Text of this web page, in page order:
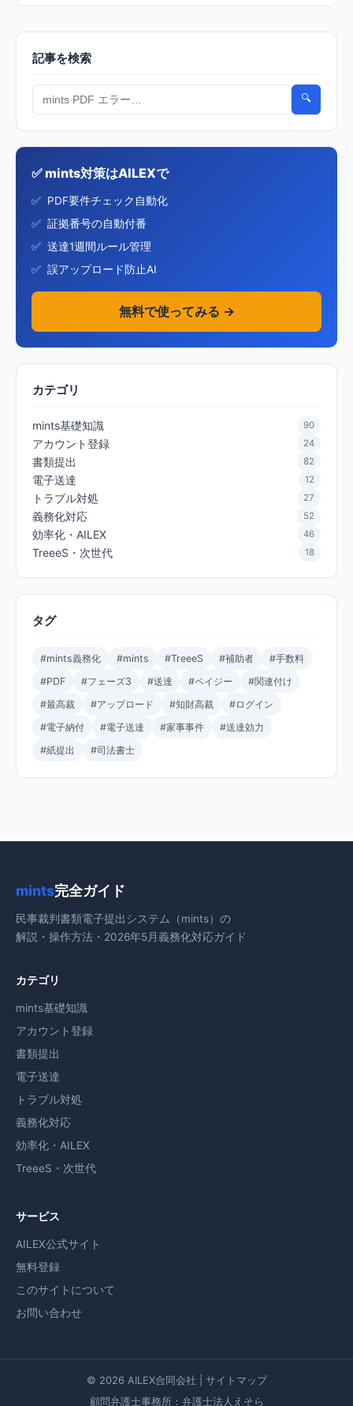
記事を検索
🔍
✅ mints対策はAILEXで
PDF要件チェック自動化
証拠番号の自動付番
送達1週間ルール管理
誤アップロード防止AI
無料で使ってみる →
カテゴリ
mints基礎知識 90
アカウント登録 24
書類提出 82
電子送達 12
トラブル対処 27
義務化対応 52
効率化・AILEX 46
TreeeS・次世代 18
タグ
#mints義務化 #mints #TreeeS #補助者
#手数料
#PDF
#フェーズ3 #送達 #ペイジー
#関連付け
#最高裁
#アップロード #知財高裁
#ログイン
#電子納付
#電子送達 #家事事件
#送達効力
#紙提出
#司法書士
mints完全ガイド
民事裁判書類電子提出システム（mints）の
解説・操作方法・2026年5月義務化対応ガイド
カテゴリ
mints基礎知識
アカウント登録
書類提出
電子送達
トラブル対処
義務化対応
効率化・AILEX
TreeeS・次世代
サービス
AILEX公式サイト
無料登録
このサイトについて
お問い合わせ
© 2026 AILEX合同会社
サイトマップ
顧問弁護士事務所：弁護士法人えそら